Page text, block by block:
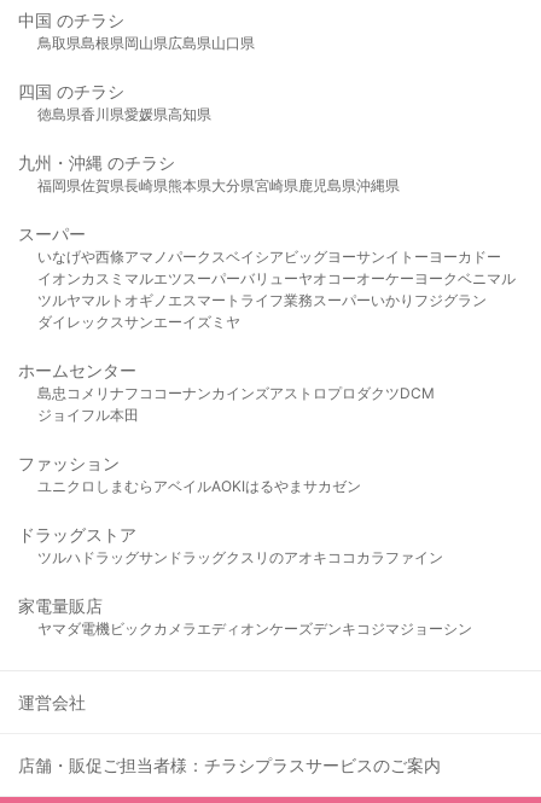
中国 のチラシ
鳥取県島根県岡山県広島県山口県
四国 のチラシ
徳島県香川県愛媛県高知県
九州・沖縄 のチラシ
福岡県佐賀県長崎県熊本県大分県宮崎県 鹿児島県沖縄県
スーパー
いなげや西條アマノパークスベイシア ビッグヨーサンイトーヨーカドー
イオンカスミ マルエツ スーパーバリューヤオコーオーケー ヨークベニマル
ツルヤマルト オギノ エスマート ライフ業務スーパーいかり フジグラン
ダイレックスサンエーイズミヤ
ホームセンター
島忠 コメリ ナフコ コーナンカインズアストロプロダクツDCM
ジョイフル本田
ファッション
ユニクロ しまむら アベイルAOKIはるやま サカゼン
ドラッグストア
ツルハドラッグサンドラッグクスリのアオキ ココカラファイン
家電量販店
ヤマダ電機ビックカメラ エディオンケーズデンキ コジマジョーシン
運営会社
店舗・販促ご担当者様：チラシプラスサービスのご案内